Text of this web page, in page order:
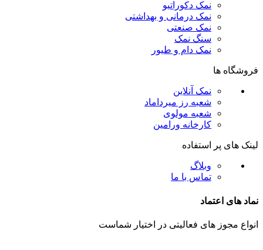
نمک دکوراتیو
نمک درمانی و بهداشتی
نمک صنعتی
سنگ نمک
نمک دام و طیور
فروشگاه ها
نمک آنلاین
شعبه رز میرداماد
شعبه مولوی
کارخانه ورامین
لینک های پر استفاده
وبلاگ
تماس با ما
نماد های اعتماد
انواع مجوز های فعالیتی در اختیار شماست